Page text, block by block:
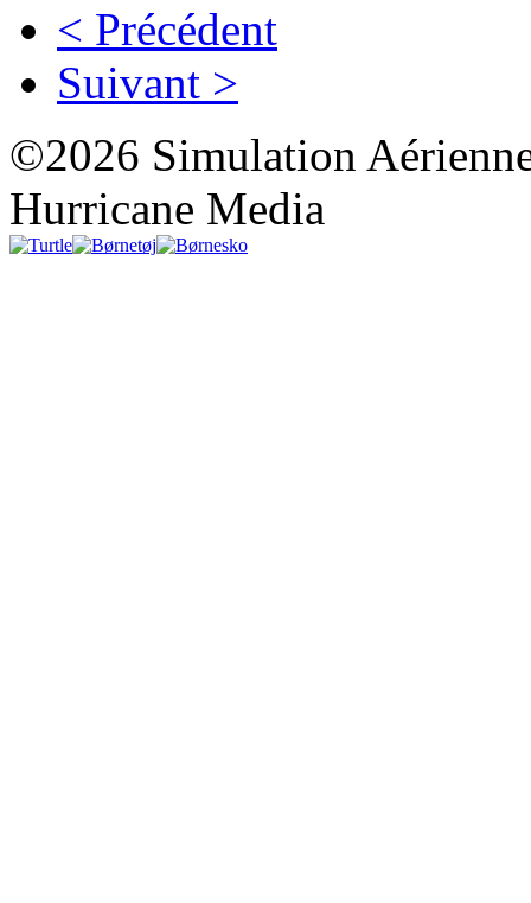
< Précédent
Suivant >
©2026 Simulation
Hurricane Media